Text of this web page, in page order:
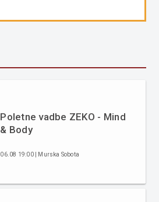
Poletne vadbe ZEKO - Mind
& Body
06.08 19:00 | Murska Sobota